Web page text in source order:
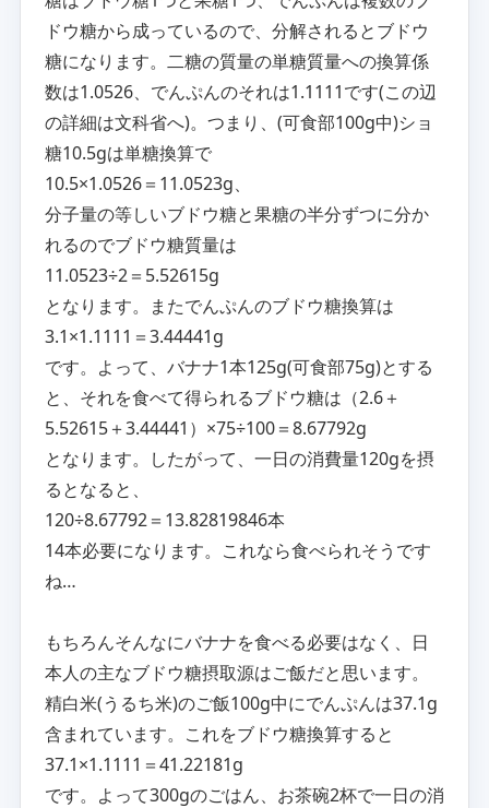
ドウ糖から成っているので、分解されるとブドウ
糖になります。二糖の質量の単糖質量への換算係
数は1.0526、でんぷんのそれは1.1111です(この辺
の詳細は文科省へ)。つまり、(可食部100g中)ショ
糖10.5gは単糖換算で
10.5×1.0526＝11.0523g、
分子量の等しいブドウ糖と果糖の半分ずつに分か
れるのでブドウ糖質量は
11.0523÷2＝5.52615g
となります。またでんぷんのブドウ糖換算は
3.1×1.1111＝3.44441g
です。よって、バナナ1本125g(可食部75g)とする
と、それを食べて得られるブドウ糖は（2.6＋
5.52615＋3.44441）×75÷100＝8.67792g
となります。したがって、一日の消費量120gを摂
るとなると、
120÷8.67792＝13.82819846本
14本必要になります。これなら食べられそうです
ね…
もちろんそんなにバナナを食べる必要はなく、日
本人の主なブドウ糖摂取源はご飯だと思います。
精白米(うるち米)のご飯100g中にでんぷんは37.1g
含まれています。これをブドウ糖換算すると
37.1×1.1111＝41.22181g
です。よって300gのごはん、お茶碗2杯で一日の消